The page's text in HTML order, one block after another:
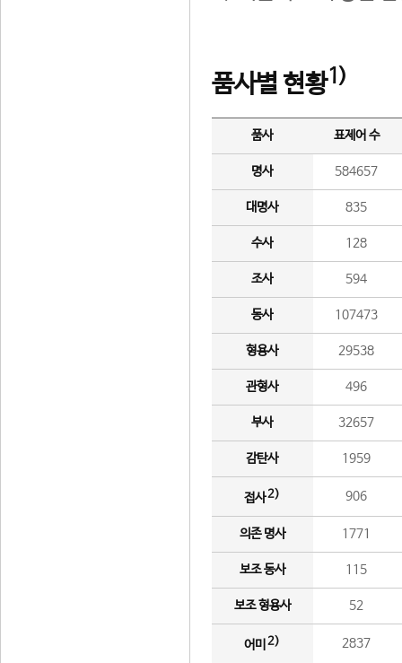
품사별 현황1)
품사 표제어 수
명사 584657
대명사 835
수사 128
조사 594
동사 107473
형용사 29538
관형사 496
부사 32657
감탄사 1959
접사2) 906
의존 명사 1771
보조 동사 115
보조 형용사 52
어미 2) 2837